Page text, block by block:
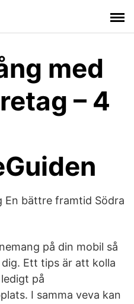
med
– 4
En bättre framtid Södra
på din mobil så
Ett tips är att kolla
på
I samma veva kan